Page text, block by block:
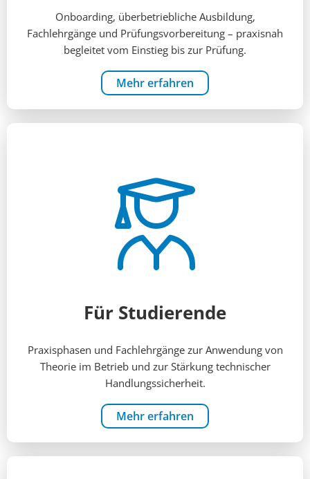
Onboarding, überbetriebliche Ausbildung,
Fachlehrgänge und Prüfungsvorbereitung – praxisnah
begleitet vom Einstieg bis zur Prüfung.
Mehr erfahren
Für Studierende
Praxisphasen und Fachlehrgänge zur Anwendung von
Theorie im Betrieb und zur Stärkung technischer
Handlungssicherheit.
Mehr erfahren